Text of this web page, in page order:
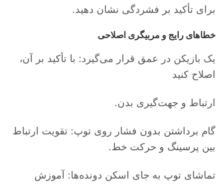
برای تأکید بر فشردگی نشان دهید.
خطاهای رایج و مربیگری اصلاحی
یک بازیکن در عمق قرار می‌گیرد: با تأکید بر آن،
اصلاح کنید
ارتباط و جهت‌گیری بدن.
گام برداشتن بدون فشار روی توپ: تقویت ارتباط
بین پرسینگ و حرکت خط.
تماشای توپ به جای اسکن دونده‌ها: آموزش